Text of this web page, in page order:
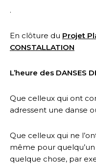
.
En clôture du Projet
CONSTALLATION
L’heure des DANSES
Que celleux qui ont
adressent une danse
Que celleux qui ne
même pour
quelque chose, par